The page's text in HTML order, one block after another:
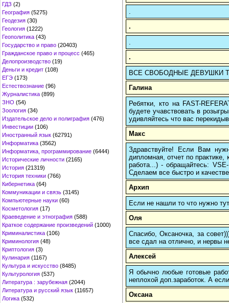
ГДЗ (2)
География (5275)
Геодезия (30)
Геология (1222)
Геополитика (43)
Государство и право (20403)
Гражданское право и процесс (465)
Делопроизводство (19)
Деньги и кредит (108)
ЕГЭ (173)
Естествознание (96)
Журналистика (899)
ЗНО (54)
Зоология (34)
Издательское дело и полиграфия (476)
Инвестиции (106)
Иностранный язык (62791)
Информатика (3562)
Информатика, программирование (6444)
Исторические личности (2165)
История (21319)
История техники (766)
Кибернетика (64)
Коммуникации и связь (3145)
Компьютерные науки (60)
Косметология (17)
Краеведение и этнография (588)
Краткое содержание произведений (1000)
Криминалистика (106)
Криминология (48)
Криптология (3)
Кулинария (1167)
Культура и искусство (8485)
Культурология (537)
Литература : зарубежная (2044)
Литература и русский язык (11657)
Логика (532)
.
.
ВСЕ СВОБОДНЫЕ ДЕВУШКИ
Галина
Ребятки, кто на FAST-
будете учавствовать в
удивляйтесь что вас
Макс
Здравствуйте! Если Вам
дипломная, отчет по
работа...) - обращайтесь:
Сделаем все быстро и
Архип
Если не нашли то что нужно
Оля
Спасибо, Оксаночка, за
все сдал на отлично, и нервы
Алексей
Я обычно любые готовые
неплохой доп.заработок. А
Оксана